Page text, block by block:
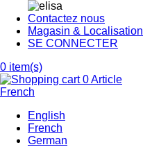
Contactez nous
Magasin & Localisation
SE CONNECTER
0 item(s)
0 Article
French
English
French
German